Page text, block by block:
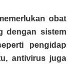
obat
dengan sistem
pengidap
antivirus juga